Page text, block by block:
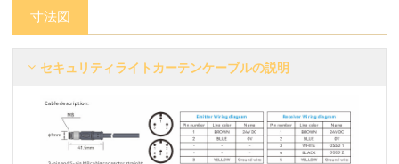
寸法図
セキュリティライトカーテンケーブルの説明